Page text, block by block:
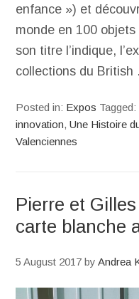
enfance ») et
monde en 100
son titre l’indique,
collections du
Posted in: Expos Tagged:
innovation,Une Histoire
Valenciennes
Pierre et
carte blanche
5 August 2017 byAndrea